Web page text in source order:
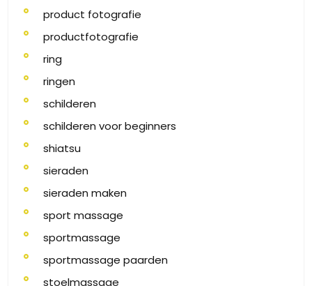
product fotografie
productfotografie
ring
ringen
schilderen
schilderen voor beginners
shiatsu
sieraden
sieraden maken
sport massage
sportmassage
sportmassage paarden
stoelmassage